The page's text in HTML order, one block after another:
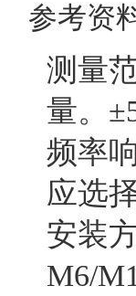
参考资
测量
量。
频率
应选
安装
M6/